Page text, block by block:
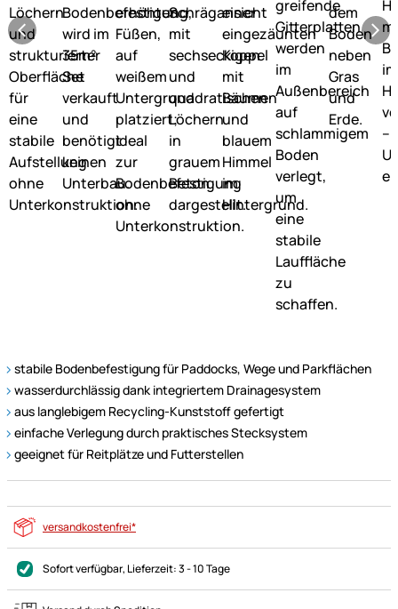
stabile Bodenbefestigung für Paddocks, Wege und Parkflächen
wasserdurchlässig dank integriertem Drainagesystem
aus langlebigem Recycling-Kunststoff gefertigt
einfache Verlegung durch praktisches Stecksystem
geeignet für Reitplätze und Futterstellen
versandkostenfrei*
Sofort verfügbar, Lieferzeit:3 - 10 Tage